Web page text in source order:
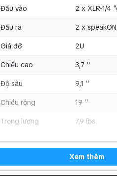
Đầu vào 2 x XLR-1/4
Đầu ra 2 x speakON
Giá đỡ 2U
Chiều cao 3,7 "
Độ sâu 9,1 "
Chiều rộng 19 "
Trọng lượng 7,9 lbs.
Xem thêm